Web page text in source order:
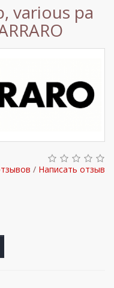
various pa
/ Написать отзыв